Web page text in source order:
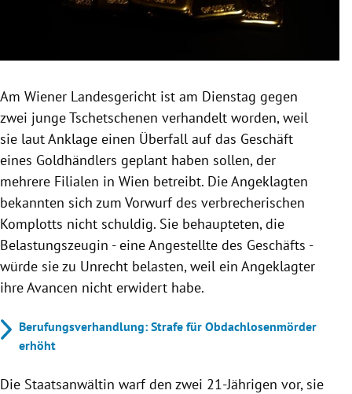
Untermenü
Untermenü
Am Wiener Landesgericht ist am Dienstag gegen
zwei junge Tschetschenen verhandelt worden, weil
sie laut Anklage einen Überfall auf das Geschäft
eines Goldhändlers geplant haben sollen, der
mehrere Filialen in Wien betreibt. Die Angeklagten
bekannten sich zum Vorwurf des verbrecherischen
Komplotts nicht schuldig. Sie behaupteten, die
Belastungszeugin - eine Angestellte des Geschäfts -
würde sie zu Unrecht belasten, weil ein Angeklagter
ihre Avancen nicht erwidert habe.
Berufungsverhandlung: Strafe für Obdachlosenmörder
erhöht
Die Staatsanwältin warf den zwei 21-Jährigen vor, sie